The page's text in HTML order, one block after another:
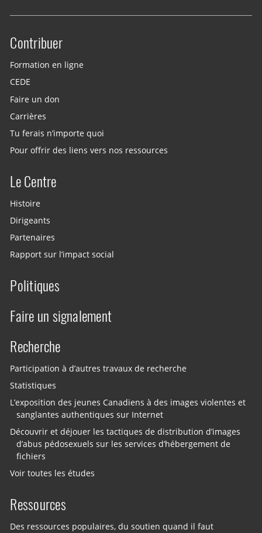
Site menu
Contribuer
Formation en ligne
CEDE
Faire un don
Carrières
Tu ferais n’importe quoi
Pour offrir des liens vers nos ressources
Le Centre
Histoire
Dirigeants
Partenaires
Rapport sur l’impact social
Politiques
Faire un signalement
Recherche
Participation à d’autres travaux de recherche
Statistiques
L’exposition des jeunes Canadiens à des images violentes et
sanglantes authentiques sur Internet
Découvrir et déjouer les tactiques de distribution d’images
d’abus pédosexuels sur les services d’hébergement de
fichiers
Voir toutes les études
Ressources
Des ressources populaires, du soutien quand il faut